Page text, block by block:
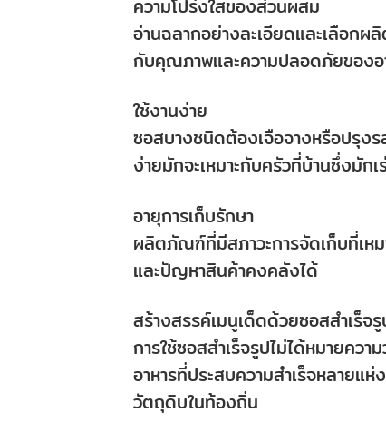
ความโปร่งใสของส่วนผสม
อ่านฉลากอย่างละเอียดและเลือก
กับคุณภาพและความปลอดภัยของอ
ใช้งานง่าย
ซอสบางชนิดต้องเจือจางหรือปรุ
ง่ายมักจะเหมาะกับครัวที่บ้านซึ่งมักเ
อายุการเก็บรักษา
ผลิตภัณฑ์ที่มีสภาวะการจัดเก็บที่เห
และปัญหาสินค้าคงคลังได้
สร้างสรรค์เมนูเด็ดด้วยซอสสำเร็จ
การใช้ซอสสำเร็จรูปไม่ได้หมายคว
อาหารที่ประสบความสำเร็จหลาย
วัตถุดิบในท้องถิ่น